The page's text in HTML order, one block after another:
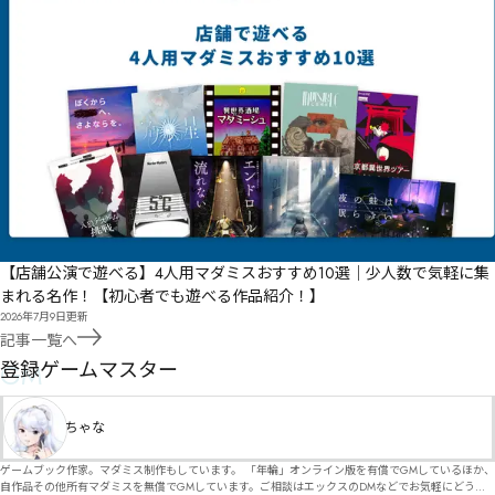
【店舗公演で遊べる】4人用マダミスおすすめ10選｜少人数で気軽に集
まれる名作！【初心者でも遊べる作品紹介！】
2026年7月9日更新
記事一覧へ
GM
登録ゲームマスター
ちゃな
ゲームブック作家。マダミス制作もしています。 「年輪」オンライン版を有償でGMしているほか、
自作品その他所有マダミスを無償でGMしています。ご相談はエックスのDMなどでお気軽にどう